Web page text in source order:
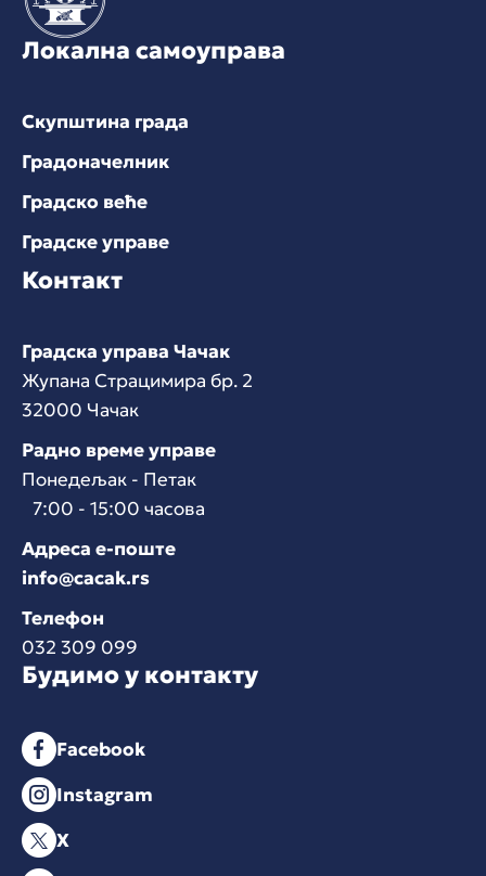
Локална самоуправа
Скупштина града
Градоначелник
Градско веће
Градске управе
Контакт
Градска управа Чачак
Жупана Страцимира бр. 2
32000 Чачак
Радно време управе
Понедељак - Петак
7:00 - 15:00 часова
Адреса е-поште
info@cacak.rs
Телефон
032 309 099
Будимо у контакту
Facebook
Instagram
X